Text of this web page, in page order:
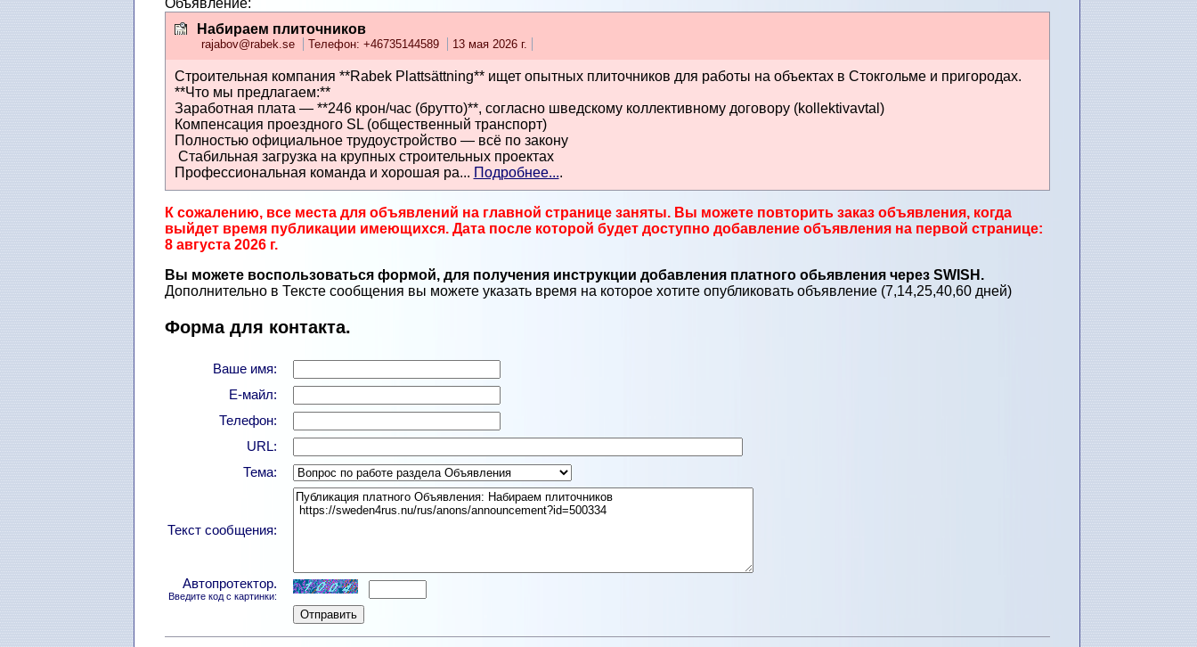
Набираем плиточников
rajabov@rabek.se Телефон: +46735144589 13 мая 2026 г.
Строительная компания **Rabek Plattsättning** ищет опытных плиточников для работы на объектах в Стокгольме и пригородах.
**Что мы предлагаем:**
Заработная плата — **246 крон/час (брутто)**, согласно шведскому коллективному договору (kollektivavtal)
Компенсация проездного SL (общественный транспорт)
Полностью официальное трудоустройство — всё по закону
️ Стабильная загрузка на крупных строительных проектах
Профессиональная команда и хорошая ра... Подробнее....
К сожалению, все места для объявлений на главной странице заняты. Вы можете повторить заказ объявления, когда
выйдет время публикации имеющихся. Дата после которой будет доступно добавление объявления на первой странице:
8 августа 2026 г.
Вы можете воспользоваться формой, для получения инструкции добавления платного обьявления через SWISH.
Дополнительно в Тексте сообщения вы можете указать время на которое хотите опубликовать объявление (7,14,25,40,60 дней)
Форма для контакта.
Ваше имя:
Е-майл:
Телефон:
URL:
Тема:
Текст сообщения:
Автопротектор.
Введите код с картинки: